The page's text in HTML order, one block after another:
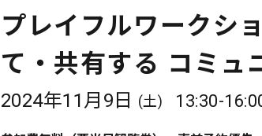
プレイフルワークシ
て・共有する コミュ
2024年11月9日 (土) 13:30-